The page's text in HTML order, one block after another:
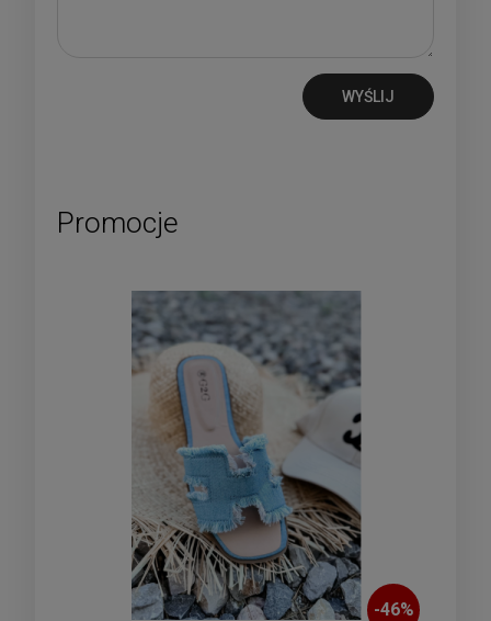
WYŚLIJ
Promocje
-46%